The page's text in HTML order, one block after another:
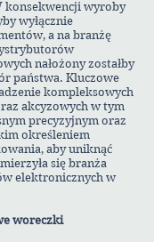
konsekwencji wyroby
wyłącznie
a na branżę
nałożony zostałby
państwa. Kluczowe
kompleksowych
akcyzowych w tym
precyzyjnym oraz
określeniem
aby uniknąć
się branża
elektronicznych w
woreczki